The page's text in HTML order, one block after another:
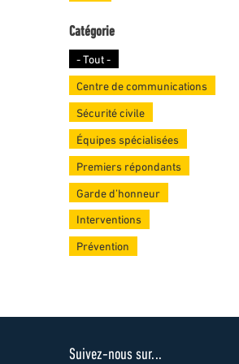
Catégorie
- Tout -
Centre de communications
Sécurité civile
Équipes spécialisées
Premiers répondants
Garde d’honneur
Interventions
Prévention
Suivez-nous sur...